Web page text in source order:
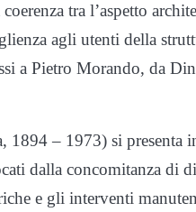
tra l’aspetto
agli utenti della
a Pietro Morando, da
– 1973) si presenta
dalla concomitanza di
e gli interventi